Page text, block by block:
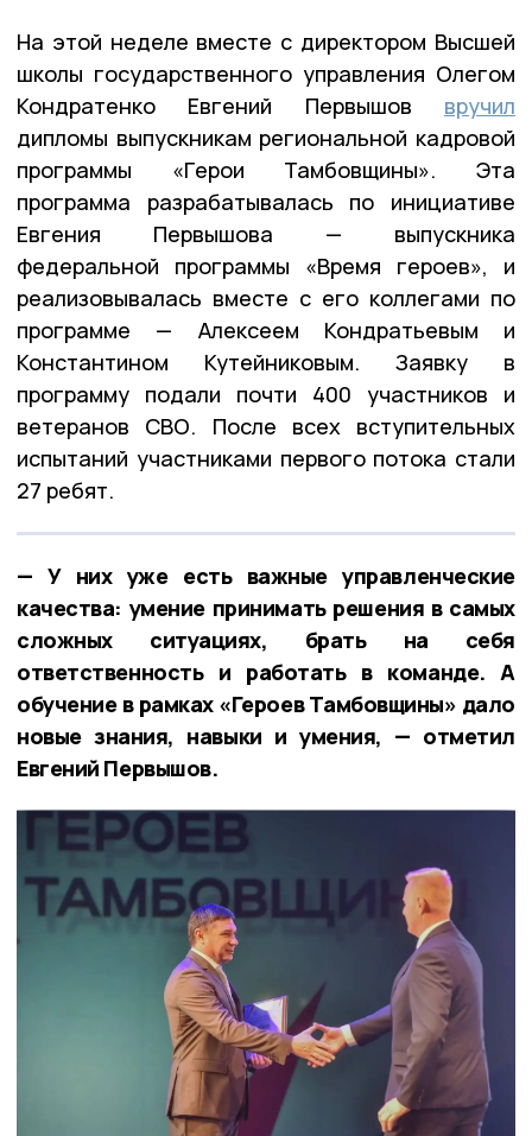
На этой неделе вместе с директором Высшей
школы государственного управления Олегом
Кондратенко Евгений Первышов вручил
дипломы выпускникам региональной кадровой
программы «Герои Тамбовщины». Эта
программа разрабатывалась по инициативе
Евгения Первышова — выпускника
федеральной программы «Время героев», и
реализовывалась вместе с его коллегами по
программе — Алексеем Кондратьевым и
Константином Кутейниковым. Заявку в
программу подали почти 400 участников и
ветеранов СВО. После всех вступительных
испытаний участниками первого потока стали
27 ребят.
— У них уже есть важные управленческие
качества: умение принимать решения в самых
сложных ситуациях, брать на себя
ответственность и работать в команде. А
обучение в рамках «Героев Тамбовщины» дало
новые знания, навыки и умения, — отметил
Евгений Первышов.